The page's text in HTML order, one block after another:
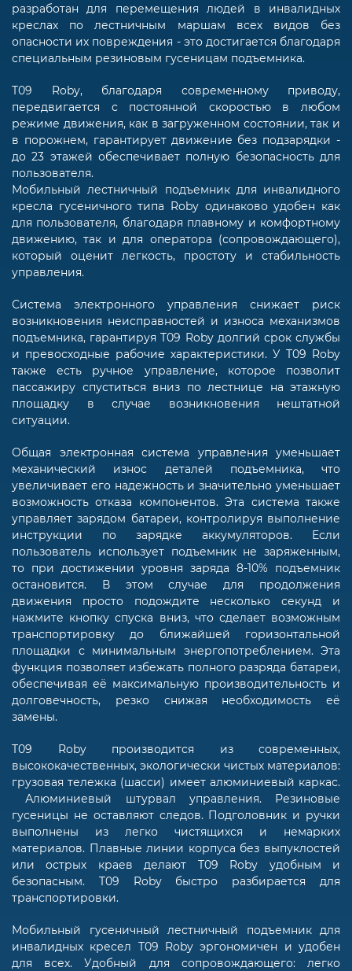
разработан для перемещения людей в инвалидных
креслах по лестничным маршам всех видов без
опасности их повреждения - это достигается благодаря
специальным резиновым гусеницам подъемника.
T09 Roby, благодаря современному приводу,
передвигается с постоянной скоростью в любом
режиме движения, как в загруженном состоянии, так и
в порожнем, гарантирует движение без подзарядки -
до 23 этажей обеспечивает полную безопасность для
пользователя.
Мобильный лестничный подъемник для инвалидного
кресла гусеничного типа Roby одинаково удобен как
для пользователя, благодаря плавному и комфортному
движению, так и для оператора (сопровождающего),
который оценит легкость, простоту и стабильность
управления.
Система электронного управления снижает риск
возникновения неисправностей и износа механизмов
подъемника, гарантируя T09 Roby долгий срок службы
и превосходные рабочие характеристики. У T09 Roby
также есть ручное управление, которое позволит
пассажиру спуститься вниз по лестнице на этажную
площадку в случае возникновения нештатной
ситуации.
Общая электронная система управления уменьшает
механический износ деталей подъемника, что
увеличивает его надежность и значительно уменьшает
возможность отказа компонентов. Эта система также
управляет зарядом батареи, контролируя выполнение
инструкции по зарядке аккумуляторов. Если
пользователь использует подъемник не заряженным,
то при достижении уровня заряда 8-10% подъемник
остановится. В этом случае для продолжения
движения просто подождите несколько секунд и
нажмите кнопку спуска вниз, что сделает возможным
транспортировку до ближайшей горизонтальной
площадки с минимальным энергопотреблением. Эта
функция позволяет избежать полного разряда батареи,
обеспечивая её максимальную производительность и
долговечность, резко снижая необходимость её
замены.
T09 Roby производится из современных,
высококачественных, экологически чистых материалов:
грузовая тележка (шасси) имеет алюминиевый каркас.
Алюминиевый штурвал управления. Резиновые
гусеницы не оставляют следов. Подголовник и ручки
выполнены из легко чистящихся и немарких
материалов. Плавные линии корпуса без выпуклостей
или острых краев делают T09 Roby удобным и
безопасным. T09 Roby быстро разбирается для
транспортировки.
Мобильный гусеничный лестничный подъемник для
инвалидных кресел T09 Roby эргономичен и удобен
для всех. Удобный для сопровождающего: легко